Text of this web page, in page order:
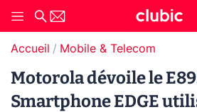
Accueil Mobile & Telecom
Motorola dévoile le
Smartphone EDGE